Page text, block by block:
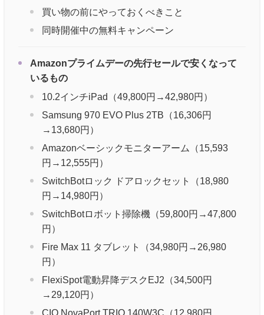
買い物の前にやっておくべきこと
同時開催中の無料キャンペーン
Amazonプライムデーの先行セールで安くなって
いるもの
10.2インチiPad（49,800円→42,980円）
Samsung 970 EVO Plus 2TB（16,306円
→13,680円）
Amazonベーシックモニターアーム（15,593
円→12,555円）
SwitchBotロック ドアロックセット（18,980
円→14,980円）
SwitchBotロボット掃除機（59,800円→47,800
円）
Fire Max 11 タブレット（34,980円→26,980
円）
FlexiSpot電動昇降デスクEJ2（34,500円
→29,120円）